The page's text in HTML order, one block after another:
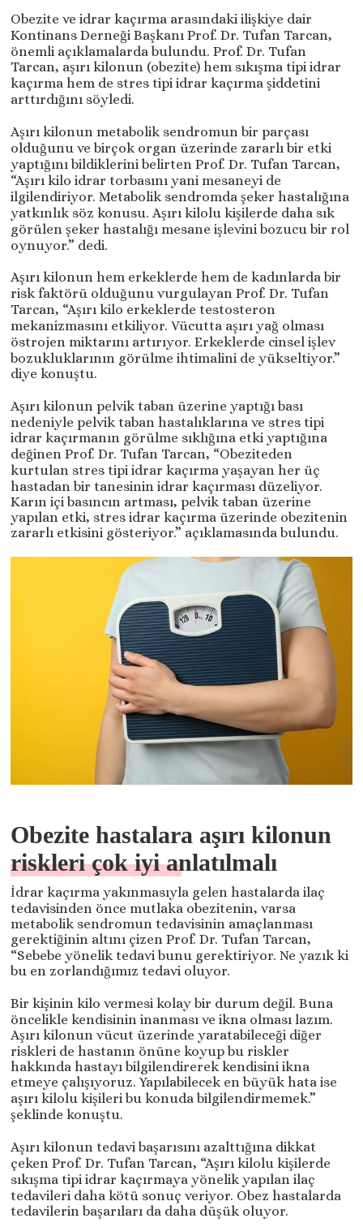
Obezite ve idrar kaçırma arasındaki ilişkiye dair
Kontinans Derneği Başkanı Prof. Dr. Tufan Tarcan,
önemli açıklamalarda bulundu. Prof. Dr. Tufan
Tarcan, aşırı kilonun (obezite) hem sıkışma tipi idrar
kaçırma hem de stres tipi idrar kaçırma şiddetini
arttırdığını söyledi.
Aşırı kilonun metabolik sendromun bir parçası
olduğunu ve birçok organ üzerinde zararlı bir etki
yaptığını bildiklerini belirten Prof. Dr. Tufan Tarcan,
“Aşırı kilo idrar torbasını yani mesaneyi de
ilgilendiriyor. Metabolik sendromda şeker hastalığına
yatkınlık söz konusu. Aşırı kilolu kişilerde daha sık
görülen şeker hastalığı mesane işlevini bozucu bir rol
oynuyor.” dedi.
Aşırı kilonun hem erkeklerde hem de kadınlarda bir
risk faktörü olduğunu vurgulayan Prof. Dr. Tufan
Tarcan, “Aşırı kilo erkeklerde testosteron
mekanizmasını etkiliyor. Vücutta aşırı yağ olması
östrojen miktarını artırıyor. Erkeklerde cinsel işlev
bozukluklarının görülme ihtimalini de yükseltiyor.”
diye konuştu.
Aşırı kilonun pelvik taban üzerine yaptığı bası
nedeniyle pelvik taban hastalıklarına ve stres tipi
idrar kaçırmanın görülme sıklığına etki yaptığına
değinen Prof. Dr. Tufan Tarcan, “Obeziteden
kurtulan stres tipi idrar kaçırma yaşayan her üç
hastadan bir tanesinin idrar kaçırması düzeliyor.
Karın içi basıncın artması, pelvik taban üzerine
yapılan etki, stres idrar kaçırma üzerinde obezitenin
zararlı etkisini gösteriyor.” açıklamasında bulundu.
Obezite hastalara aşırı kilonun
riskleri çok iyi anlatılmalı
İdrar kaçırma yakınmasıyla gelen hastalarda ilaç
tedavisinden önce mutlaka obezitenin, varsa
metabolik sendromun tedavisinin amaçlanması
gerektiğinin altını çizen Prof. Dr. Tufan Tarcan,
“Sebebe yönelik tedavi bunu gerektiriyor. Ne yazık ki
bu en zorlandığımız tedavi oluyor.
Bir kişinin kilo vermesi kolay bir durum değil. Buna
öncelikle kendisinin inanması ve ikna olması lazım.
Aşırı kilonun vücut üzerinde yaratabileceği diğer
riskleri de hastanın önüne koyup bu riskler
hakkında hastayı bilgilendirerek kendisini ikna
etmeye çalışıyoruz. Yapılabilecek en büyük hata ise
aşırı kilolu kişileri bu konuda bilgilendirmemek.”
şeklinde konuştu.
Aşırı kilonun tedavi başarısını azalttığına dikkat
çeken Prof. Dr. Tufan Tarcan, “Aşırı kilolu kişilerde
sıkışma tipi idrar kaçırmaya yönelik yapılan ilaç
tedavileri daha kötü sonuç veriyor. Obez hastalarda
tedavilerin başarıları da daha düşük oluyor.